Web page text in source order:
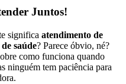
Juntos!
significa atendimento de
saúde? Parece óbvio, né?
como funciona quando
ninguém tem paciência para